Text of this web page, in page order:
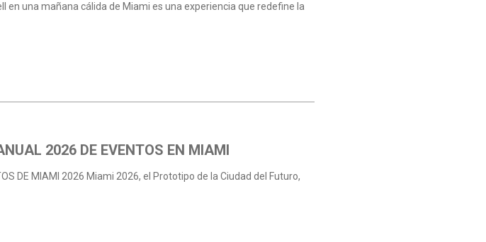
en una mañana cálida de Miami es una experiencia que redefine la
2026 DE EVENTOS EN MIAMI
DE MIAMI 2026 Miami 2026, el Prototipo de la Ciudad del Futuro,